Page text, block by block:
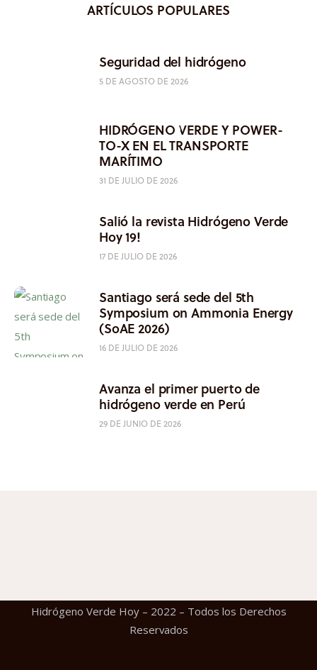
ARTÍCULOS POPULARES
Seguridad del hidrógeno
5 DE AGOSTO DE 2026
HIDRÓGENO VERDE Y POWER-
TO-X EN EL TRANSPORTE
MARÍTIMO
31 DE JULIO DE 2026
Salió la revista Hidrógeno Verde
Hoy 19!
17 DE JULIO DE 2026
Santiago será sede del 5th
Symposium on Ammonia Energy
(SoAE 2026)
16 DE JULIO DE 2026
Avanza el primer puerto de
hidrógeno verde en Perú
29 DE JUNIO DE 2026
Hidrógeno Verde Hoy – 2022 – Todos los Derechos
Reservados